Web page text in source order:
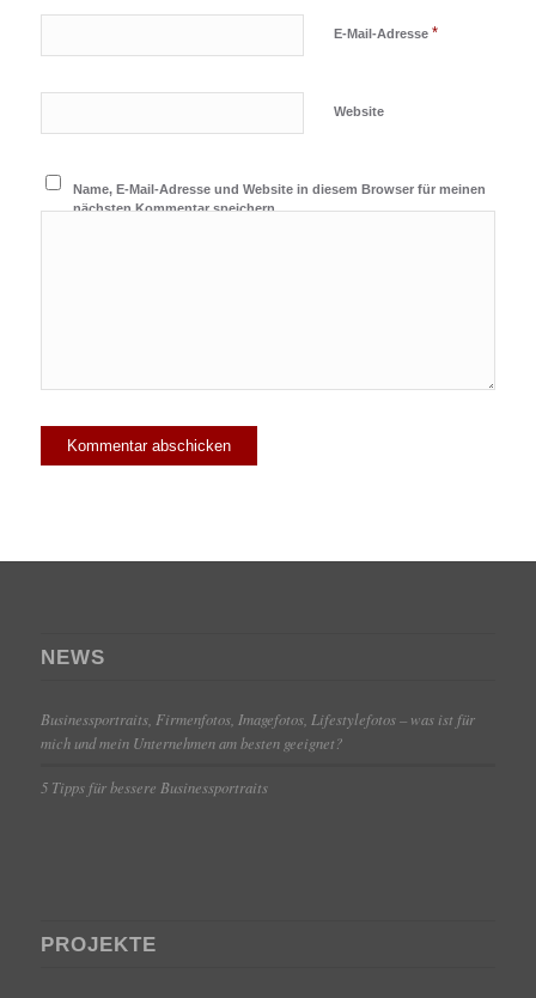
E-Mail-Adresse *
Website
Name, E-Mail-Adresse und Website in diesem Browser für meinen
nächsten Kommentar speichern.
NEWS
Businessportraits, Firmenfotos, Imagefotos, Lifestylefotos – was ist für
mich und mein Unternehmen am besten geeignet?
5 Tipps für bessere Businessportraits
PROJEKTE